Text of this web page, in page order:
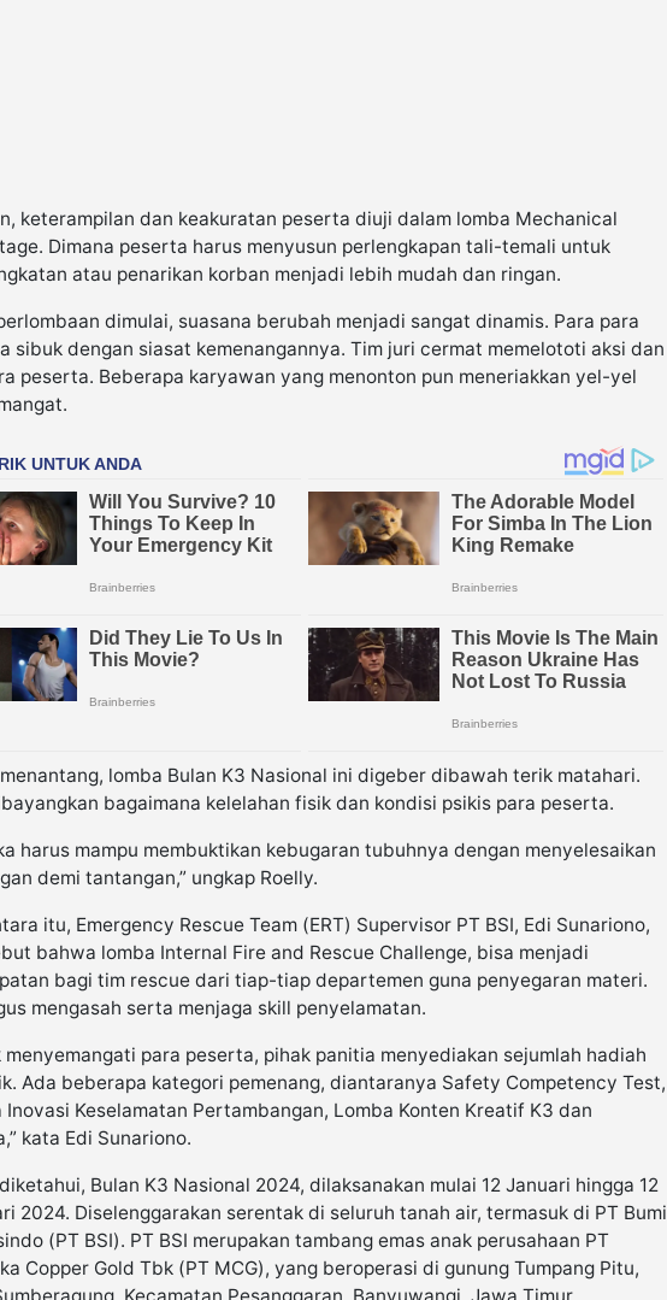
keterampilan dan keakuratan peserta diuji dalam lomba Mechanical
Dimana peserta harus menyusun perlengkapan tali-temali untuk
atau penarikan korban menjadi lebih mudah dan ringan.
dimulai, suasana berubah menjadi sangat dinamis. Para para
sibuk dengan siasat kemenangannya. Tim juri cermat memelototi aksi dan
peserta. Beberapa karyawan yang menonton pun meneriakkan yel-yel
lomba Bulan K3 Nasional ini digeber dibawah terik matahari.
bagaimana kelelahan fisik dan kondisi psikis para peserta.
harus mampu membuktikan kebugaran tubuhnya dengan menyelesaikan
demi tantangan,” ungkap Roelly.
itu, Emergency Rescue Team (ERT) Supervisor PT BSI, Edi Sunariono,
bahwa lomba Internal Fire and Rescue Challenge, bisa menjadi
bagi tim rescue dari tiap-tiap departemen guna penyegaran materi.
mengasah serta menjaga skill penyelamatan.
menyemangati para peserta, pihak panitia menyediakan sejumlah hadiah
Ada beberapa kategori pemenang, diantaranya Safety Competency Test,
Inovasi Keselamatan Pertambangan, Lomba Konten Kreatif K3 dan
kata Edi Sunariono.
Bulan K3 Nasional 2024, dilaksanakan mulai 12 Januari hingga 12
2024. Diselenggarakan serentak di seluruh tanah air, termasuk di PT Bumi
(PT BSI). PT BSI merupakan tambang emas anak perusahaan PT
Copper Gold Tbk (PT MCG), yang beroperasi di gunung Tumpang Pitu,
Kecamatan Pesanggaran, Banyuwangi, Jawa Timur.